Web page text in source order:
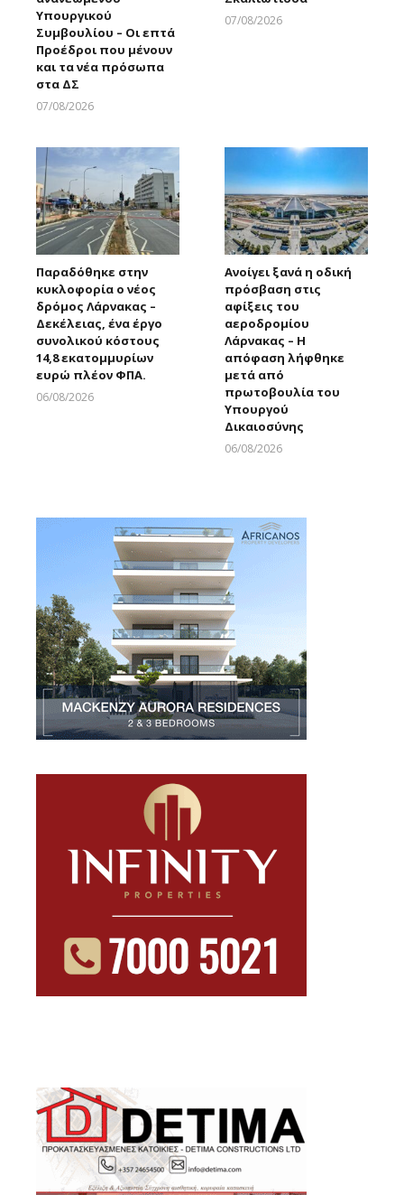
Υπουργικού
Συμβουλίου – Οι επτά
Προέδροι που μένουν
και τα νέα πρόσωπα
στα ΔΣ
07/08/2026
07/08/2026
Παραδόθηκε στην
κυκλοφορία ο νέος
δρόμος Λάρνακας –
Δεκέλειας, ένα έργο
συνολικού κόστους
14,8 εκατομμυρίων
ευρώ πλέον ΦΠΑ.
06/08/2026
Ανοίγει ξανά η οδική
πρόσβαση στις
αφίξεις του
αεροδρομίου
Λάρνακας – Η
απόφαση λήφθηκε
μετά από
πρωτοβουλία του
Υπουργού
Δικαιοσύνης
06/08/2026